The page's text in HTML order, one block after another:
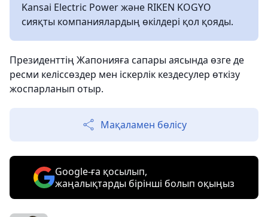
Kansai Electric Power және RIKEN KOGYO
сияқты компаниялардың өкілдері қол қояды.
Президенттің Жапонияға сапары аясында өзге де
ресми келіссөздер мен іскерлік кездесулер өткізу
жоспарланып отыр.
Мақаламен бөлісу
Google-ға қосылып,
жаңалықтарды бірінші болып оқыңыз